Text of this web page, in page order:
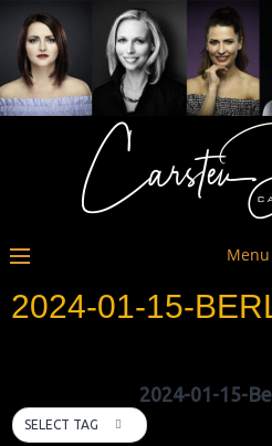
Menu
2024-01-15-
2024-01-15-
SELECT TAG